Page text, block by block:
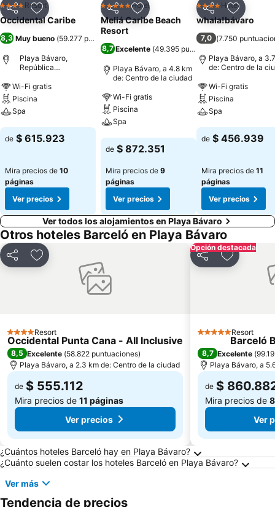
CompartirAgregar a favoritos
4 EstrellasResort
Occidental Caribe
8,3 Muy bueno (59.277 puntuaciones
Playa Bávaro,
República
Wi-Fi gratis
Piscina
Spa
Ver precios
de $ 615.923
Mira precios de 10
páginas
Ver precios
CompartirAgregar a favoritos
5 EstrellasHotel
Meliá Caribe Beach
Resort
8,7 Excelente (49.395 puntuaciones
Playa Bávaro, a 4.8 km
de: Centro de la ciudad
Wi-Fi gratis
Piscina
Spa
Ver precios
de $ 872.351
Mira precios de 9
páginas
Ver precios
CompartirAgregar
4 EstrellasHotel
whala!bávaro
7,0 (7.750
Playa Bávaro, a
de: Centro de la
Wi-Fi gratis
Piscina
Spa
Ver precios
de $ 456.939
Mira precios de 11
páginas
Ver precios
Ver todos los alojamientos en Playa Bávaro
Otros hoteles Barceló en Playa Bávaro
CompartirAgregar a favoritos
4 Estrellas
Resort
Occidental Punta Cana - All Inclusive
8,5 Excelente (58.822 puntuaciones)
Playa Bávaro, a 2.3 km de: Centro de la ciudad
de $ 555.112
Mira precios de 11 páginas
Ver precios
Opción destacada
CompartirAgregar
5 EstrellasResort
Barceló
8,7 Excelente (
Playa Bávaro, a
de $
Mira precios de
Ver
Preguntas frecuentes sobre Playa Bávaro
¿Cuántos hoteles Barceló hay en Playa Bávaro?
¿Cuánto suelen costar los hoteles Barceló en Playa Bávaro?
Ver más
Tendencia de precios